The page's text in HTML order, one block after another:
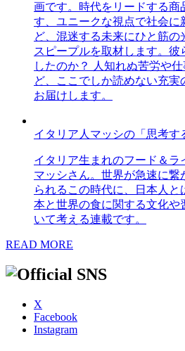
画です。時代をリードする商
す、ユニークな視点で社会に
ど、混迷する未来にひと筋
スピープルを取材します。彼
したのか？ 人知れぬ苦労や
ど、ここでしか読めない充
お届けします。
イタリア人マッシの「思考す
イタリア生まれのフード＆ラ
マッシさん。世界が急速に繋
られるこの時代に、日本人と
本と世界の食に関する文化や
いて考える連載です。
READ MORE
X
Facebook
Instagram